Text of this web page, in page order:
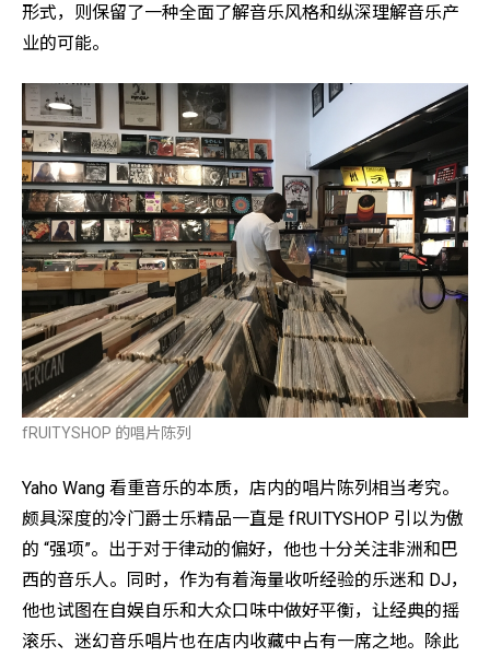
形式，则保留了一种全面了解音乐风格和纵深理解音乐产
业的可能。
fRUITYSHOP 的唱片陈列
Yaho Wang 看重音乐的本质，店内的唱片陈列相当考究。
颇具深度的冷门爵士乐精品一直是 fRUITYSHOP 引以为傲
的 “强项”。出于对于律动的偏好，他也十分关注非洲和巴
西的音乐人。同时，作为有着海量收听经验的乐迷和 DJ，
他也试图在自娱自乐和大众口味中做好平衡，让经典的摇
滚乐、迷幻音乐唱片也在店内收藏中占有一席之地。除此